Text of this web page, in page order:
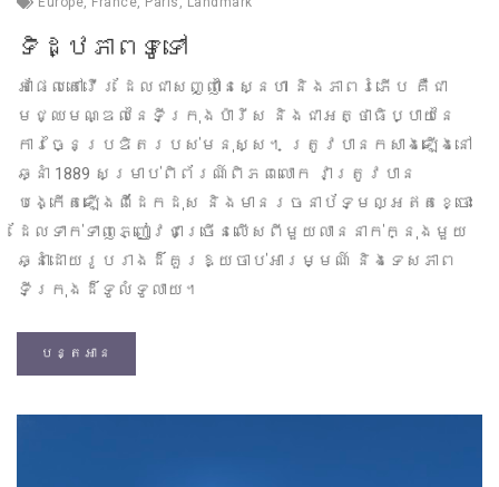
ទិដ្ឋភាពទូទៅ
អាផែលតៅវើរ ដែលជាសញ្ញានៃស្នេហា និងភាពរំភើប គឺជា
មជ្ឈមណ្ឌលនៃទីក្រុងប៉ារីស និងជាអត្ថាធិប្បាយនៃ
ការច្នៃប្រឌិតរបស់មនុស្ស។ ត្រូវបានកសាងឡើងនៅ
ឆ្នាំ 1889 សម្រាប់ពិព័រណ៍ពិភពលោក វាត្រូវបាន
បង្កើតឡើងពីដែកដុស និងមានរចនាប័ទ្មល្អឥតខ្ចោះ
ដែលទាក់ទាញភ្ញៀវជាច្រើនលើសពីមួយលាននាក់ក្នុងមួយ
ឆ្នាំដោយរូបរាងដ៏គួរឱ្យចាប់អារម្មណ៍ និងទេសភាព
ទីក្រុងដ៏ទូលំទូលាយ។
បន្តអាន